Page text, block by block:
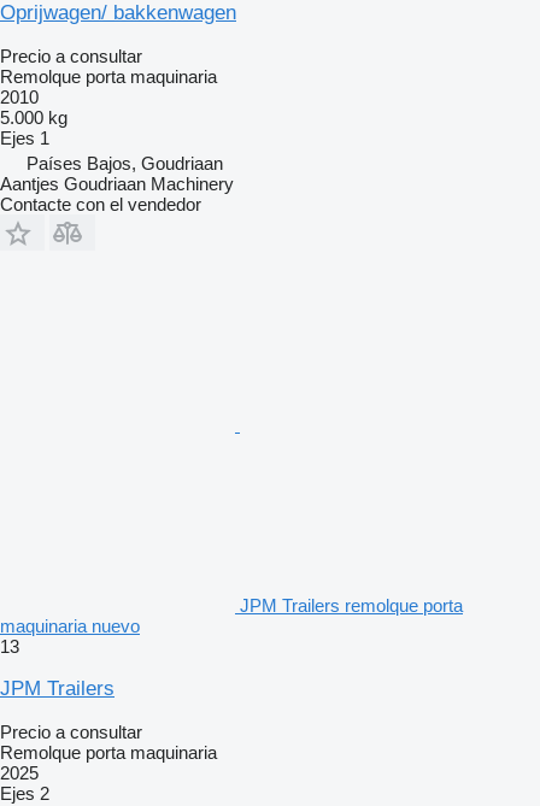
Oprijwagen/ bakkenwagen
Precio a consultar
Remolque porta maquinaria
2010
5.000 kg
Ejes 1
Países Bajos, Goudriaan
Aantjes Goudriaan Machinery
Contacte con el vendedor
JPM Trailers remolque porta
maquinaria nuevo
13
JPM Trailers
Precio a consultar
Remolque porta maquinaria
2025
Ejes 2